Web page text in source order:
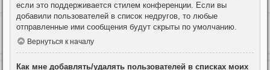
если это поддерживается стилем конференции. Если вы
добавили пользователей в список недругов, то любые
отправленные ими сообщения будут скрыты по умолчанию.
Вернуться к началу
Как мне добавлять/удалять пользователей в списках моих